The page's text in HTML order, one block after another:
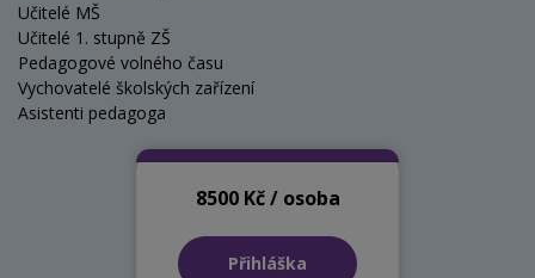
Učitelé MŠ
Učitelé 1. stupně ZŠ
Pedagogové volného času
Vychovatelé školských zařízení
Asistenti pedagoga
8500 Kč / osoba
Přihláška